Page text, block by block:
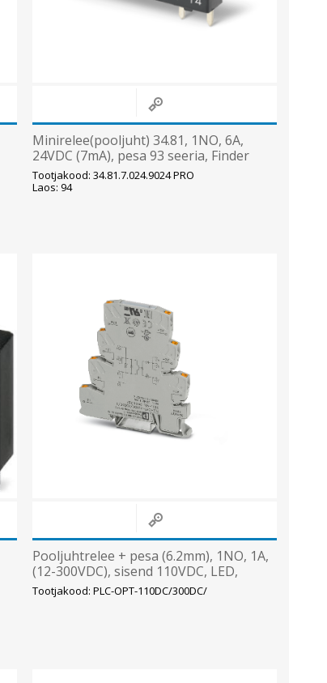
Minirelee(pooljuht) 34.81, 1NO, 6A,
24VDC (7mA), pesa 93 seeria, Finder
Tootjakood: 34.81.7.024.9024 PRO
Laos: 94
Pooljuhtrelee + pesa (6.2mm), 1NO, 1A,
(12-300VDC), sisend 110VDC, LED,
(Push-in), Phoenix
Tootjakood: PLC-OPT-110DC/300DC/